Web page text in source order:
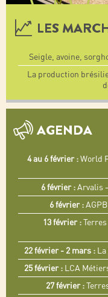
LES
Seigle, avoine,
La production
AGENDA
4 au 6 février :World
6 février :Arvalis
6 février :
13 février :Terres
22 février - 2 mars :
25 février : LCA
27 février :